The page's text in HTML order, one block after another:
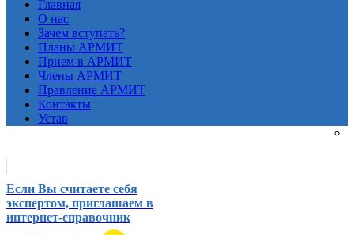
Главная
О нас
Зачем вступать?
Планы АРМИТ
Прием в АРМИТ
Члены АРМИТ
Правление АРМИТ
Контакты
Устав
Если Вы считаете себя
экспертом, приглашаем в
интернет-справочник